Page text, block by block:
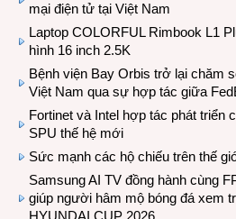
mại điện tử tại Việt Nam
Laptop COLORFUL Rimbook L1
hình 16 inch 2.5K
Bệnh viện Bay Orbis trở lại chăm
Việt Nam qua sự hợp tác giữa
Fortinet và Intel hợp tác phát triển
SPU thế hệ mới
Sức mạnh các hộ chiếu trên thế
Samsung AI TV đồng hành cùng
giúp người hâm mộ bóng đá xem